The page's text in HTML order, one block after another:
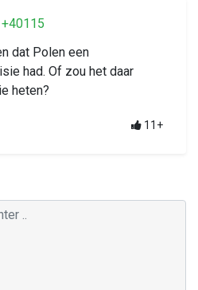
+40115
dat Polen een
had. Of zou het daar
heten?
11+